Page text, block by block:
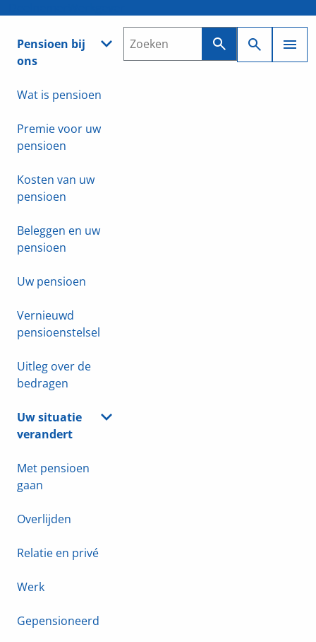
Pensioen bij
ons
Wat is pensioen
Premie voor uw
pensioen
Kosten van uw
pensioen
Beleggen en uw
pensioen
Uw pensioen
Vernieuwd
pensioenstelsel
Uitleg over de
bedragen
Uw situatie
verandert
Met pensioen
gaan
Overlijden
Relatie en privé
Werk
Gepensioneerd